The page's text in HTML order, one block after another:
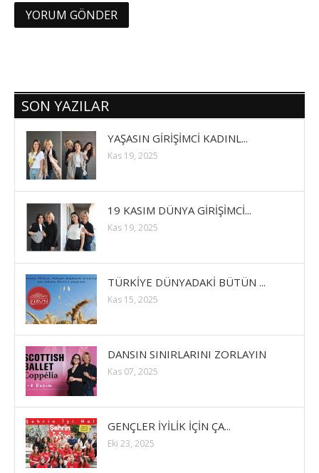
SON YAZILAR
YAŞASIN GİRİŞİMCİ KADINL...
Kas 19, 2025
19 KASIM DÜNYA GİRİŞİMCİ...
Kas 19, 2025
TÜRKİYE DÜNYADAKİ BÜTÜN ...
Kas 15, 2025
DANSIN SINIRLARINI ZORLAYIN
Kas 07, 2025
GENÇLER İYİLİK İÇİN ÇA...
Eki 23, 2025